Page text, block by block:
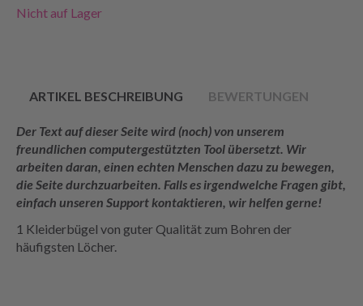
Nicht auf Lager
ARTIKEL BESCHREIBUNG BEWERTUNGEN
Der Text auf dieser Seite wird (noch) von unserem
freundlichen computergestützten Tool übersetzt. Wir
arbeiten daran, einen echten Menschen dazu zu bewegen,
die Seite durchzuarbeiten. Falls es irgendwelche Fragen gibt,
einfach unseren Support kontaktieren, wir helfen gerne!
1 Kleiderbügel von guter Qualität zum Bohren der
häufigsten Löcher.